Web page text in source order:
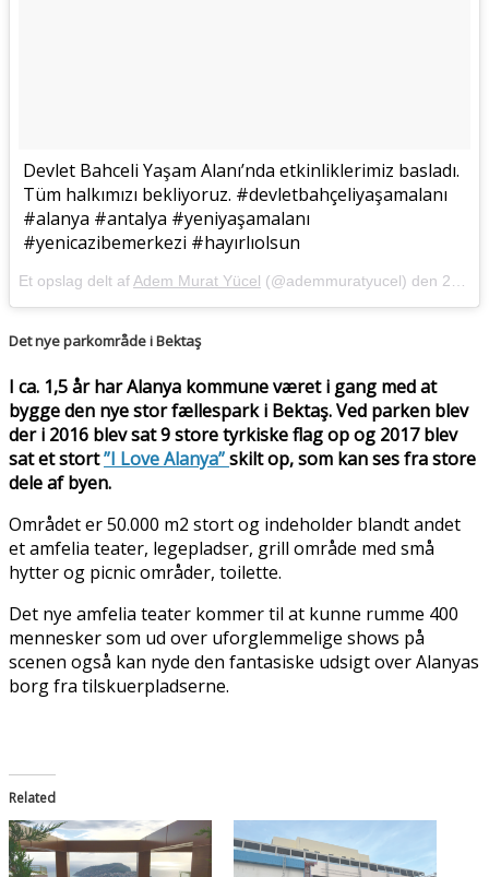
Devlet Bahceli Yaşam Alanı’nda etkinliklerimiz basladı.
Tüm halkımızı bekliyoruz. #devletbahçeliyaşamalanı
#alanya #antalya #yeniyaşamalanı
#yenicazibemerkezi #hayırlıolsun
Et opslag delt af Adem Murat Yücel (@ademmuratyucel) den 23. Apr, 2018 kl. 9.07 PDT
Det nye parkområde i Bektaş
I ca. 1,5 år har Alanya kommune været i gang med at
bygge den nye stor fællespark i Bektaş. Ved parken blev
der i 2016 blev sat 9 store tyrkiske flag op og 2017 blev
sat et stort”I Love Alanya”skilt op, som kan ses fra store
dele af byen.
Området er 50.000 m2 stort og indeholder blandt andet
et amfelia teater, legepladser, grill område med små
hytter og picnic områder, toilette.
Det nye amfelia teater kommer til at kunne rumme 400
mennesker som ud over uforglemmelige shows på
scenen også kan nyde den fantasiske udsigt over Alanyas
borg fra tilskuerpladserne.
Related